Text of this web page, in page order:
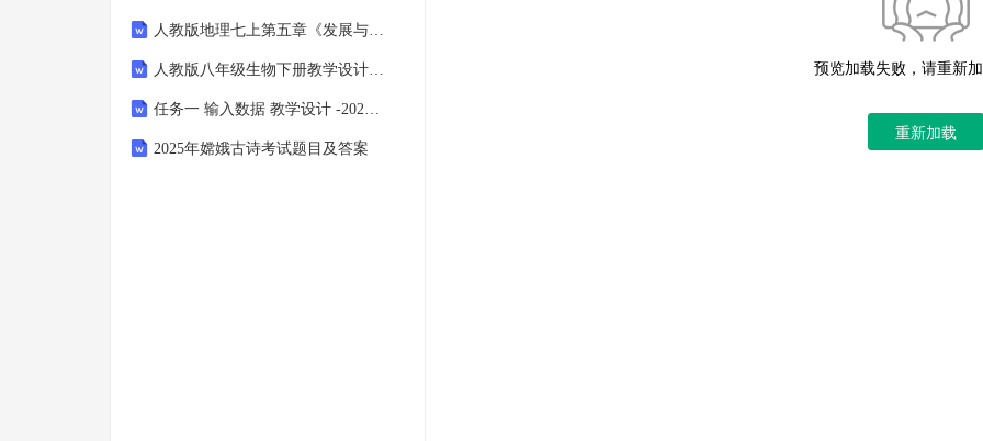
预览加载失败，请重新
重新加载
人教版地理七上第五章《发展与合作》表格教学设计
人教版八年级生物下册教学设计：7.2.2基因在亲子代之间的传递
任务一 输入数据 教学设计 -2024-2025学年桂科版初中信息技术八年级上册
2025年嫦娥古诗考试题目及答案